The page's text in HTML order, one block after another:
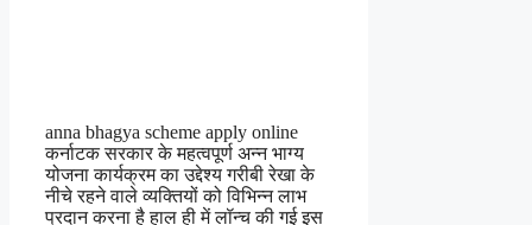
anna bhagya scheme apply online
कर्नाटक सरकार के महत्वपूर्ण अन्न भाग्य
योजना कार्यक्रम का उद्देश्य गरीबी रेखा के
नीचे रहने वाले व्यक्तियों को विभिन्न लाभ
प्रदान करना है हाल ही में लॉन्च की गई इस